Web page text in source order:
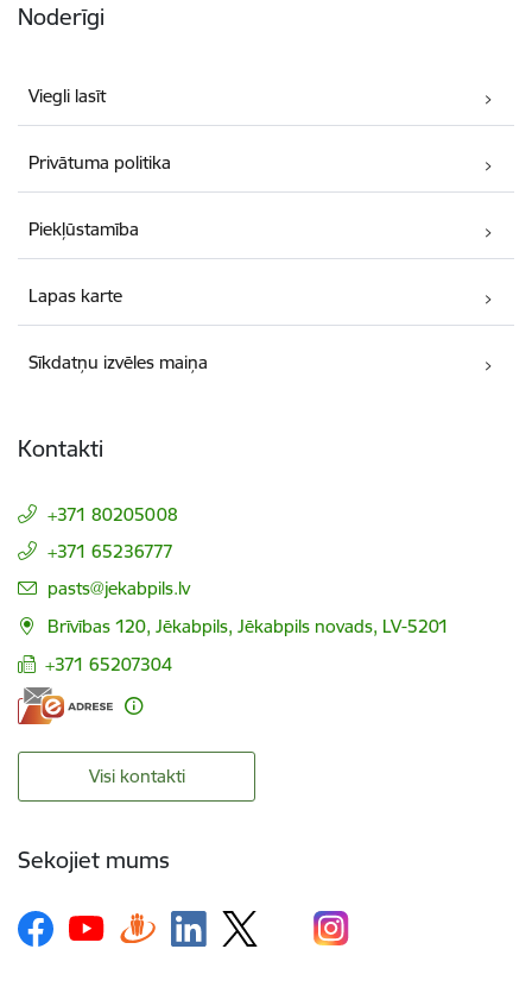
Noderīgi
Viegli lasīt
Privātuma politika
Piekļūstamība
Lapas karte
Sīkdatņu izvēles maiņa
Kontakti
+371 80205008
+371 65236777
E-pasts:
pasts@jekabpils.lv
Brīvības 120, Jēkabpils, Jēkabpils novads, LV-5201
+371 65207304
Visi kontakti
Sekojiet mums